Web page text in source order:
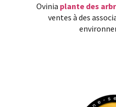
Ovinia plante des
ventes à des